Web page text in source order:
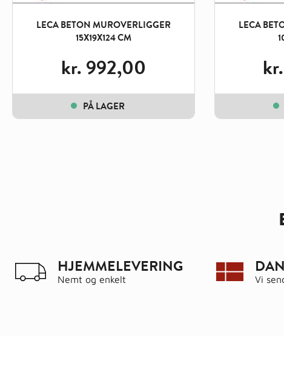
LECA BETON MUROVERLIGGER
15X19X124 CM
kr.992,00
PÅ LAGER
LECA
kr.
HJEMMELEVERING
Nemt og enkelt Vi